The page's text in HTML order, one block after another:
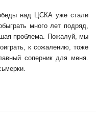
над ЦСКА уже стали
много лет подряд,
проблема. Пожалуй, мы
к сожалению, тоже
соперник для меня.